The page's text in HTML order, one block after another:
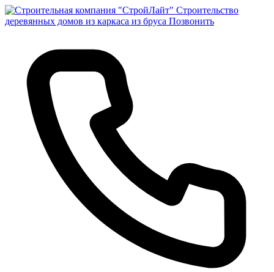
Строительство
деревянных домов из каркаса из бруса Позвонить